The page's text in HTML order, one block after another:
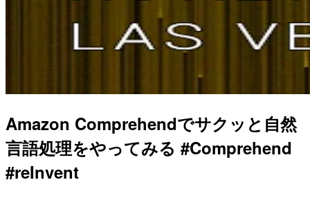
Amazon Comprehendでサクッと自然
言語処理をやってみる #Comprehend
#reInvent